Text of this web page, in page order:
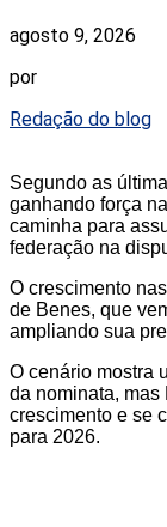
agosto 9, 2026
por
Redação do blog
Segundo as
ganhando força
caminha para
federação na
O crescimento
de Benes, que
ampliando sua
O cenário mostra
da nominata, mas
crescimento e se
para 2026.